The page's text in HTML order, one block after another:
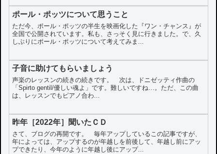
ポール・ポッツについて思うこと
ただ今、ポール・ポッツの半生を映画化した『ワン・チャンス』が
全国で公開されています。私も、さっそく見に行きました。で、久
しぶりにポール・ポッツについて考えてみま...
子音に助けてもらいましょう
声楽のレッスンの続きの続きです。 次は、ドニゼッティ作曲の
「Spirto gentil/優しい魂よ」です。難しいですね…。ただ、この曲
は、レッスンでもピアノ合わ...
昨年［2022年］聞いたＣＤ
さて、ブログの再開です。 毎年アップしているこの記事ですが、
年によっては、アップするのが年越しを前後して、年越し前にアッ
プできたり、今年のように年越し後にアップ...